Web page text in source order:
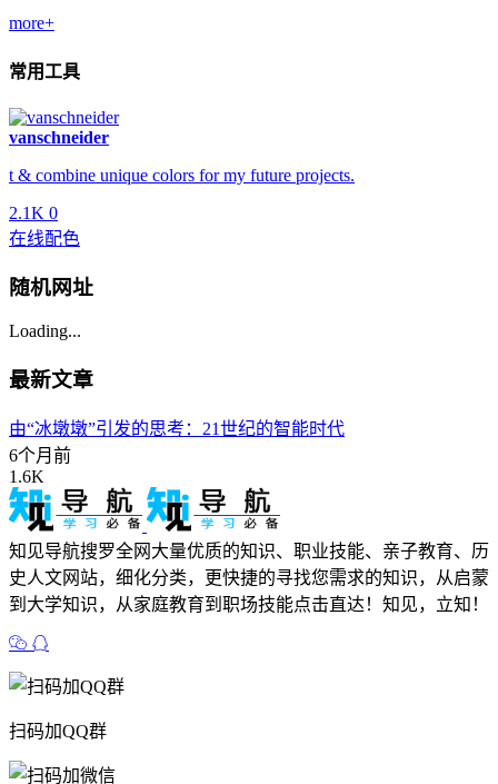
more+
常用工具
vanschneider
t & combine unique colors for my future projects.
2.1K 0
在线配色
随机网址
Loading...
最新文章
由“冰墩墩”引发的思考：21世纪的智能时代
6个月前
1.6K
知见导航搜罗全网大量优质的知识、职业技能、亲子教育、历
史人文网站，细化分类，更快捷的寻找您需求的知识，从启蒙
到大学知识，从家庭教育到职场技能点击直达！知见，立知！
扫码加QQ群